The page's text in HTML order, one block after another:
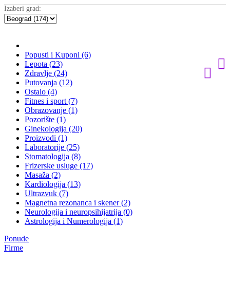
Izaberi grad:
Popusti i Kuponi (6)
Lepota (23)
Zdravlje (24)
Putovanja (12)
Ostalo (4)
Fitnes i sport (7)
Obrazovanje (1)
Pozorište (1)
Ginekologija (20)
Proizvodi (1)
Laboratorije (25)
Stomatologija (8)
Frizerske usluge (17)
Masaža (2)
Kardiologija (13)
Ultrazvuk (7)
Magnetna rezonanca i skener (2)
Neurologija i neuropsihijatrija (0)
Astrologija i Numerologija (1)
Ponude
Firme